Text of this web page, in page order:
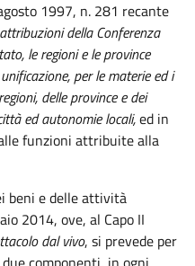
1997, n. 281 recante
della Conferenza
le regioni e le province
per le materie ed i
delle province e dei
ed autonomie locali,ed in
funzioni attribuite alla
beni e delle attività
2014, ove, al Capo II
dal vivo, si prevede per